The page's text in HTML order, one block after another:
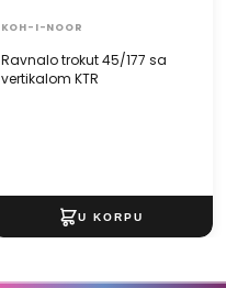
Ravnalo trokut 45/177 sa
vertikalom KTR
KOH-I-NOOR